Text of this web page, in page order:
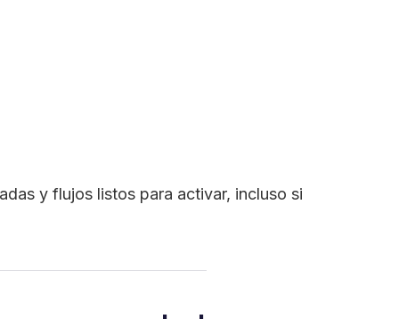
y flujos listos para activar, incluso si